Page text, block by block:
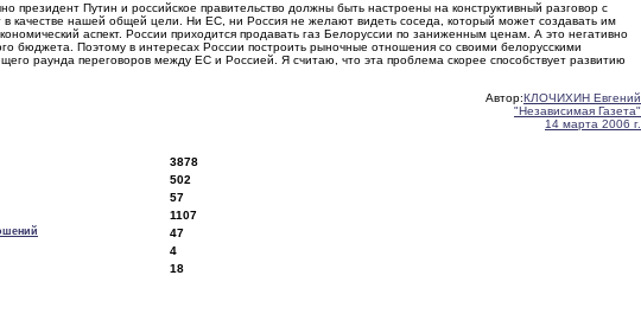
президент Путин и российское правительство должны быть настроены на конструктивный разговор с
качестве нашей общей цели. Ни ЕС, ни Россия не желают видеть соседа, который может создавать им
аспект. России приходится продавать газ Белоруссии по заниженным ценам. А это негативно
бюджета. Поэтому в интересах России построить рыночные отношения со своими белорусскими
раунда переговоров между ЕС и Россией. Я считаю, что эта проблема скорее способствует развитию
Автор:КЛОЧИХИН Евгений
"Независимая Газета"
14 марта 2006 г.
3878
502
57
1107
47
4
18